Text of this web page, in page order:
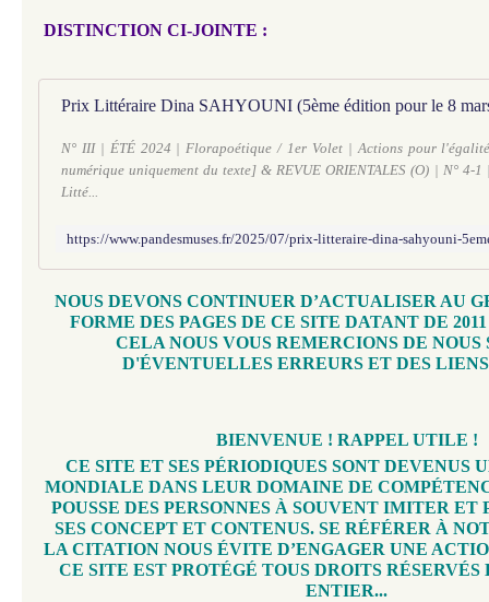
DISTINCTION CI-JOINTE :
N° III | ÉTÉ 2024 | Florapoétique / 1er Volet | Actions pour
numérique uniquement du texte] & REVUE ORIENTALES (O) | N°
Litté...
NOUS DEVONS CONTINUER D’ACTUALISER AU
FORME DES PAGES DE CE SITE DATANT DE
CELA NOUS VOUS REMERCIONS DE NOUS
D'ÉVENTUELLES ERREURS ET DES LIENS
BIENVENUE ! RAPPEL UTILE !
CE SITE ET SES PÉRIODIQUES SONT DEVENUS
MONDIALE DANS LEUR DOMAINE DE
POUSSE DES PERSONNES À SOUVENT IMITER ET
SES CONCEPT ET CONTENUS. SE RÉFÉRER À
LA CITATION NOUS ÉVITE D’ENGAGER UNE
CE SITE EST PROTÉGÉ TOUS DROITS
ENTIER...